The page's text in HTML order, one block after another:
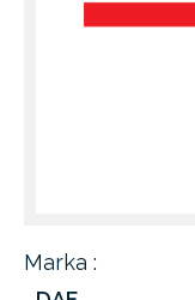
Marka :